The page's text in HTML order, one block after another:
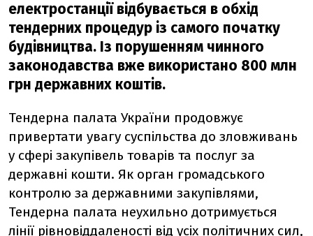
електростанції відбувається в обхід
тендерних процедур із самого початку
будівництва. Із порушенням чинного
законодавства вже використано 800 млн
грн державних коштів.
Тендерна палата України продовжує
привертати увагу суспільства до зловживань
у сфері закупівель товарів та послуг за
державні кошти. Як орган громадського
контролю за державними закупівлями,
Тендерна палата неухильно дотримується
лінії рівновіддаленості від усіх політичних сил,